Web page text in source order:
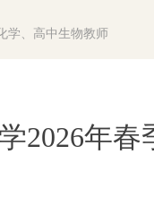
2026年
学、高中生物教师